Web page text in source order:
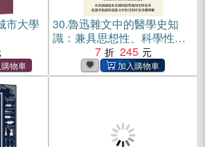
市大學
30.魯迅雜文中的醫學史知
識：兼具思想性、科學性與
藝術性，從魯迅雜文中體會
蘊藏於醫學的人文精神(電子
書)
7 245